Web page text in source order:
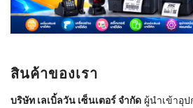
สินค้าของเรา
บริษัท เลเบิ้ลวัน เซ็นเตอร์ จำกัด ผู้นำเข้าอุ